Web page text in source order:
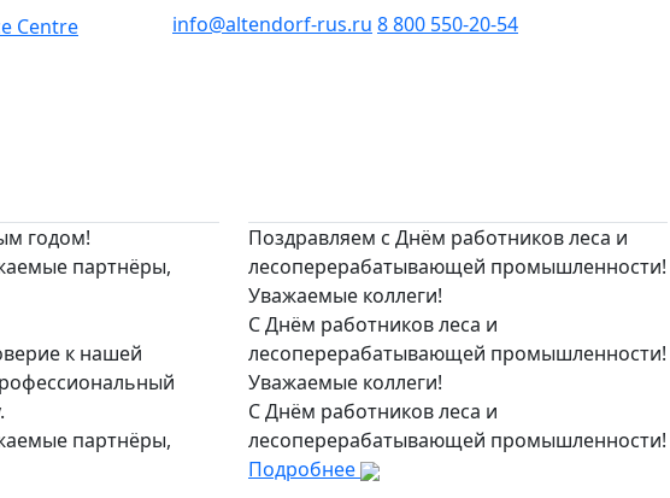
info@altendorf-rus.ru 8 800 550-20-54
годом!
партнёры,
к нашей
партнёры,
Поздравляем с Днём работников леса и
лесоперерабатывающей промышленности!
Уважаемые коллеги!
С Днём работников леса и
лесоперерабатывающей промышленности!
Уважаемые коллеги!
С Днём работников леса и
лесоперерабатывающей промышленности!
Подробнее